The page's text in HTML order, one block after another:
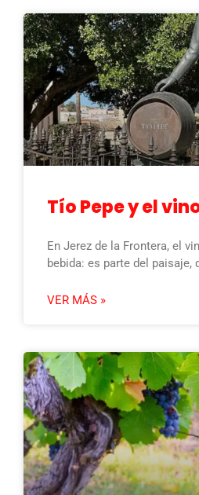
Tío Pepe y el
En Jerez de la Frontera, el
bebida: es parte del paisaje,
VER MÁS »